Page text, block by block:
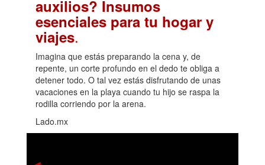
auxilios? Insumos
esenciales para tu hogar y
viajes.
Imagina que estás preparando la cena y, de
repente, un corte profundo en el dedo te obliga a
detener todo. O tal vez estás disfrutando de unas
vacaciones en la playa cuando tu hijo se raspa la
rodilla corriendo por la arena.
Lado.mx